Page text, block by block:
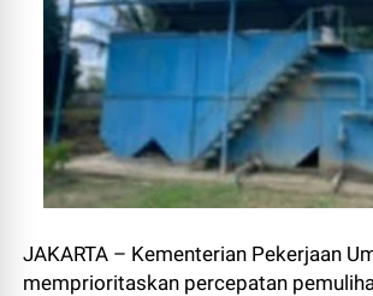
JAKARTA – Kementerian Pekerjaan
memprioritaskan percepatan